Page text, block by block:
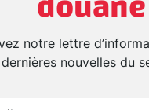
notre lettre
dernières nouvelles du